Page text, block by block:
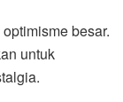
besar.
untuk